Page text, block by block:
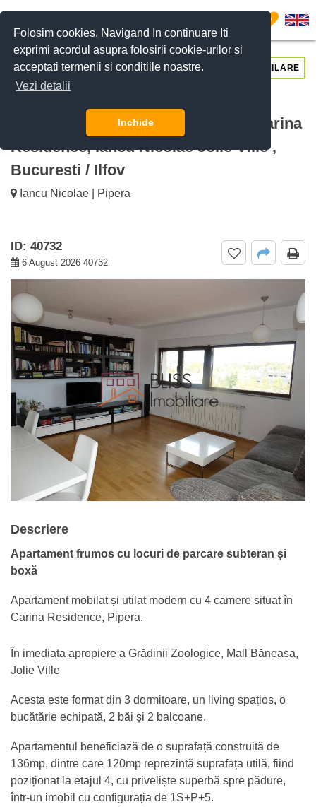
Folosim cookies. Navigand In continuare Iti
exprimi acordul asupra folosirii cookie-urilor si
acceptati termenii si conditiile noastre.
Vezi detalii
Inchide
0
camere cu priveliște spre pădure Carina
Residence, Iancu Nicolae Jolie Ville ,
Bucuresti / Ilfov
Iancu Nicolae | Pipera
ID: 40732
6 August 2026 40732
Descriere
Apartament frumos cu locuri de parcare subteran și
boxă
Apartament mobilat și utilat modern cu 4 camere situat în
Carina Residence, Pipera.
În imediata apropiere a Grădinii Zoologice, Mall Băneasa,
Jolie Ville
Acesta este format din 3 dormitoare, un living spațios, o
bucătărie echipată, 2 băi și 2 balcoane.
Apartamentul beneficiază de o suprafață construită de
136mp, dintre care 120mp reprezintă suprafața utilă, fiind
poziționat la etajul 4, cu priveliște superbă spre pădure,
într-un imobil cu configurația de 1S+P+5.
CERE DETALII SUNĂ-NE SIMILARE